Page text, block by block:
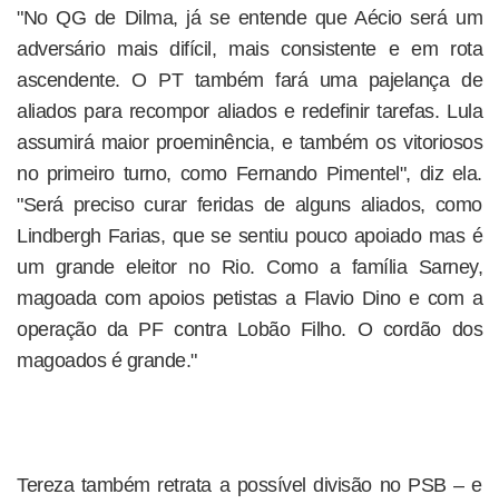
"No QG de Dilma, já se entende que Aécio será um
adversário mais difícil, mais consistente e em rota
ascendente. O PT também fará uma pajelança de
aliados para recompor aliados e redefinir tarefas. Lula
assumirá maior proeminência, e também os vitoriosos
no primeiro turno, como Fernando Pimentel", diz ela.
"Será preciso curar feridas de alguns aliados, como
Lindbergh Farias, que se sentiu pouco apoiado mas é
um grande eleitor no Rio. Como a família Sarney,
magoada com apoios petistas a Flavio Dino e com a
operação da PF contra Lobão Filho. O cordão dos
magoados é grande."
Tereza também retrata a possível divisão no PSB – e